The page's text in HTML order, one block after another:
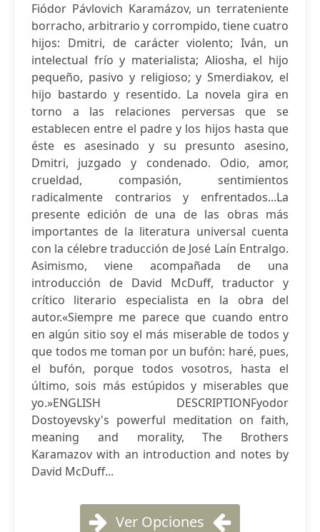
Fiódor Pávlovich Karamázov, un terrateniente
borracho, arbitrario y corrompido, tiene cuatro
hijos: Dmitri, de carácter violento; Iván, un
intelectual frío y materialista; Aliosha, el hijo
pequeño, pasivo y religioso; y Smerdiakov, el
hijo bastardo y resentido. La novela gira en
torno a las relaciones perversas que se
establecen entre el padre y los hijos hasta que
éste es asesinado y su presunto asesino,
Dmitri, juzgado y condenado. Odio, amor,
crueldad, compasión, sentimientos
radicalmente contrarios y enfrentados...La
presente edición de una de las obras más
importantes de la literatura universal cuenta
con la célebre traducción de José Laín Entralgo.
Asimismo, viene acompañada de una
introducción de David McDuff, traductor y
crítico literario especialista en la obra del
autor.«Siempre me parece que cuando entro
en algún sitio soy el más miserable de todos y
que todos me toman por un bufón: haré, pues,
el bufón, porque todos vosotros, hasta el
último, sois más estúpidos y miserables que
yo.»ENGLISH DESCRIPTIONFyodor
Dostoyevsky's powerful meditation on faith,
meaning and morality, The Brothers
Karamazov with an introduction and notes by
David McDuff...
Ver Opciones